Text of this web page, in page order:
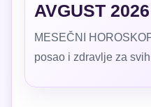
AVGUST 2026
MESEČNI
posao i zdravlje za